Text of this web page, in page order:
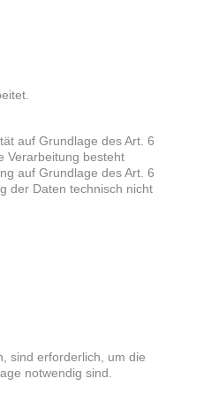
auf Grundlage des Art. 6
Verarbeitung besteht
auf Grundlage des Art. 6
der Daten technisch nicht
sind erforderlich, um die
notwendig sind.